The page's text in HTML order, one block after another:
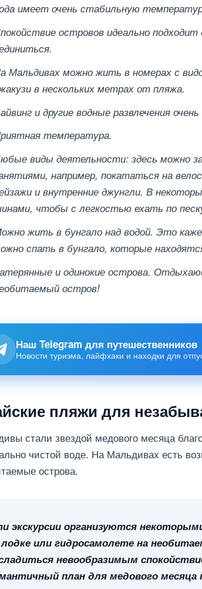
имеет очень стабильную
островов идеально
Мальдивах можно жить в номерах с
в нескольких метрах от пляжа.
и другие водные развлечения
температура.
виды деятельности: здесь можно
например, покататься на
и внутренние джунгли. В
чтобы с легкостью ехать по
жить в бунгало над водой. Это
спать в бунгало, которые
и одинокие острова.
остров!
Наш Telegram для путешественников
Новости туризма, лайфхаки и находки для
пляжи для
стали звездой медового месяца
чистой воде. На Мальдивах есть
острова.
экскурсии организуются
или гидросамолете на
невообразимым
план для медового месяца